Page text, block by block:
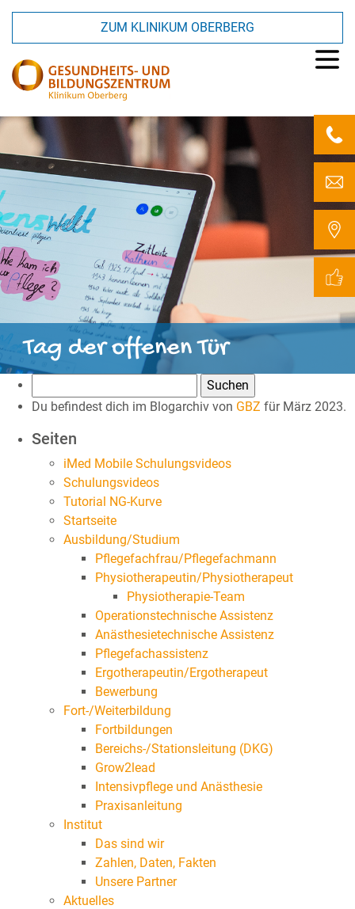
ZUM KLINIKUM OBERBERG
Tag deroffenenTür
nach:
Du befindest dich im Blogarchiv von GBZ für März 2023.
Seiten
iMed Mobile Schulungsvideos
Schulungsvideos
Tutorial NG-Kurve
Startseite
Ausbildung/Studium
Pflegefachfrau/Pflegefachmann
Physiotherapeutin/Physiotherapeut
Physiotherapie-Team
Operationstechnische Assistenz
Anästhesietechnische Assistenz
Pflegefachassistenz
Ergotherapeutin/Ergotherapeut
Bewerbung
Fort-/Weiterbildung
Fortbildungen
Bereichs-/Stationsleitung (DKG)
Grow2lead
Intensivpflege und Anästhesie
Praxisanleitung
Institut
Das sind wir
Zahlen, Daten, Fakten
Unsere Partner
Aktuelles